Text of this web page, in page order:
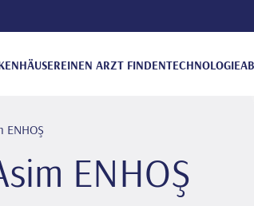
EINEN ARZT FINDENTECHNOLOGIE
ENHOŞ
ENHOŞ